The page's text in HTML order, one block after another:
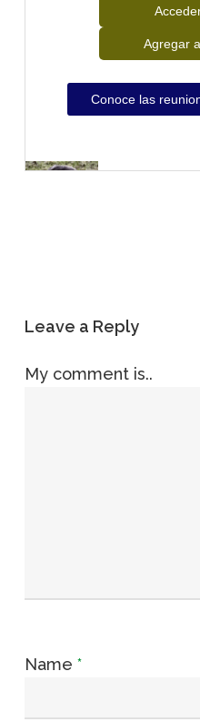
Leave a Reply
My comment is..
Name *